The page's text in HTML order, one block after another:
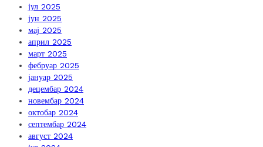
јул 2025
јун 2025
мај 2025
април 2025
март 2025
фебруар 2025
јануар 2025
децембар 2024
новембар 2024
октобар 2024
септембар 2024
август 2024